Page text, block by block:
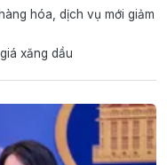
hóa, dịch vụ mới giảm
xăng dầu